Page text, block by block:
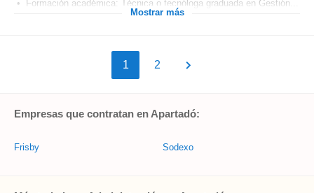
• Formación académica: Técnica o tecnóloga graduada en Gestión...
Mostrar más
1 2
Empresas que contratan en Apartadó:
Frisby Sodexo